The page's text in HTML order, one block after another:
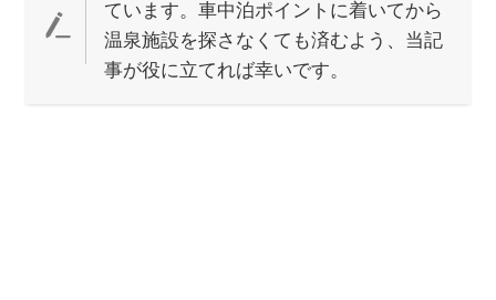
ています。車中泊ポイントに着いてから
温泉施設を探さなくても済むよう、当記
事が役に立てれば幸いです。